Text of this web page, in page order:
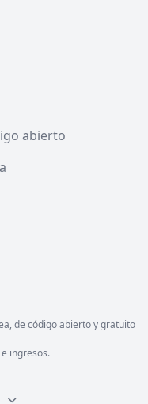
abierto
de código abierto y gratuito
ingresos.